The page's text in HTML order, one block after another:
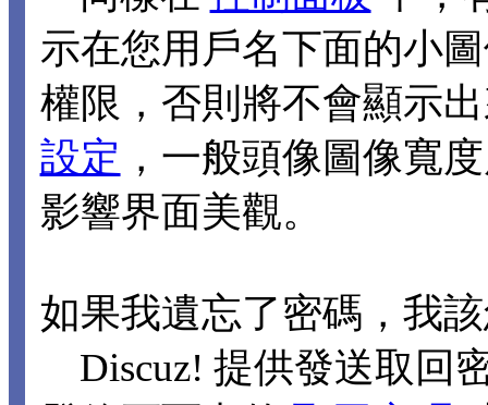
示在您用戶名下面的小
權限，否則將不會顯示
設定 ，一般頭像圖像寬
影響界面美觀。
如果我遺忘了密碼，我
Discuz! 提供發送取回